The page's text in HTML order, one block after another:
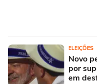
ELEIÇÕES
Novo
por
em